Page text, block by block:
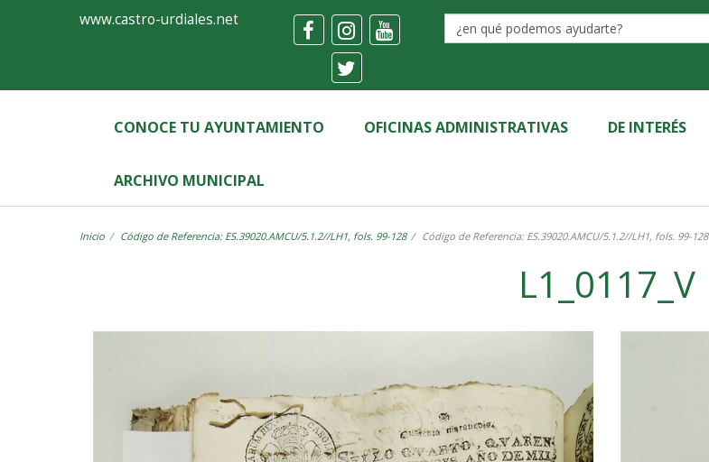
Ayuntamiento
Castro-
Urdiales
www.castro-urdiales.net
CONOCE TU AYUNTAMIENTO OFICINAS ADMINISTRATIVAS DE INTERÉS
ARCHIVO MUNICIPAL
Inicio Código de Referencia: ES.39020.AMCU/5.1.2//LH1, fols. 99-128 Código de Referencia: ES.39020.AMCU/5.1.2//LH1, fols. 99-128
L1_0117_V